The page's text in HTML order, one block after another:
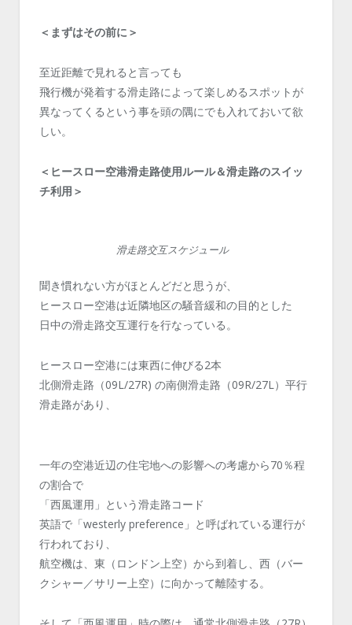
＜まずはその前に＞
至近距離で見れると言っても
飛行機が発着する滑走路によって楽しめるスポットが
異なってくるという事を頭の隅にでも入れておいて欲
しい。
＜ヒースロー空港滑走路使用ルール＆滑走路のスイッ
チ利用＞
滑走路交互スケジュール
聞き慣れない方がほとんどだと思うが、
ヒースロー空港は近隣地区の騒音緩和の目的とした
日中の滑走路交互運行を行なっている。
ヒースロー空港には東西に伸びる2本
北側滑走路（09L/27R) の南側滑走路（09R/27L）平行
滑走路があり、
一年の空港近辺の住宅地への影響への考慮から70％程
の割合で
「西風運用」という滑走路コード
英語で「westerly preference」と呼ばれている運行が
行われており、
航空機は、東（ロンドン上空）から到着し、西（バー
クシャー／サリー上空）に向かって離陸する。